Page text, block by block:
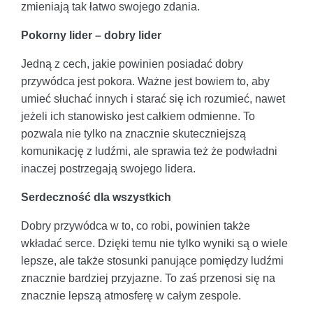
zmieniają tak łatwo swojego zdania.
Pokorny lider – dobry lider
Jedną z cech, jakie powinien posiadać dobry
przywódca jest pokora. Ważne jest bowiem to, aby
umieć słuchać innych i starać się ich rozumieć, nawet
jeżeli ich stanowisko jest całkiem odmienne. To
pozwala nie tylko na znacznie skuteczniejszą
komunikację z ludźmi, ale sprawia też że podwładni
inaczej postrzegają swojego lidera.
Serdeczność dla wszystkich
Dobry przywódca w to, co robi, powinien także
wkładać serce. Dzięki temu nie tylko wyniki są o wiele
lepsze, ale także stosunki panujące pomiędzy ludźmi
znacznie bardziej przyjazne. To zaś przenosi się na
znacznie lepszą atmosferę w całym zespole.